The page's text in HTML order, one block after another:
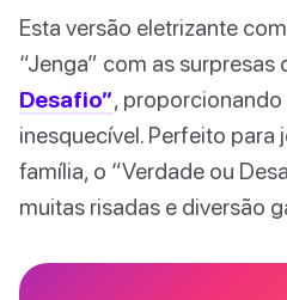
Esta versão eletrizante
“Jenga” com as surpresas
Desafio”,
inesquecível. Perfeito para
família, o “Verdade ou
muitas risadas e diversão